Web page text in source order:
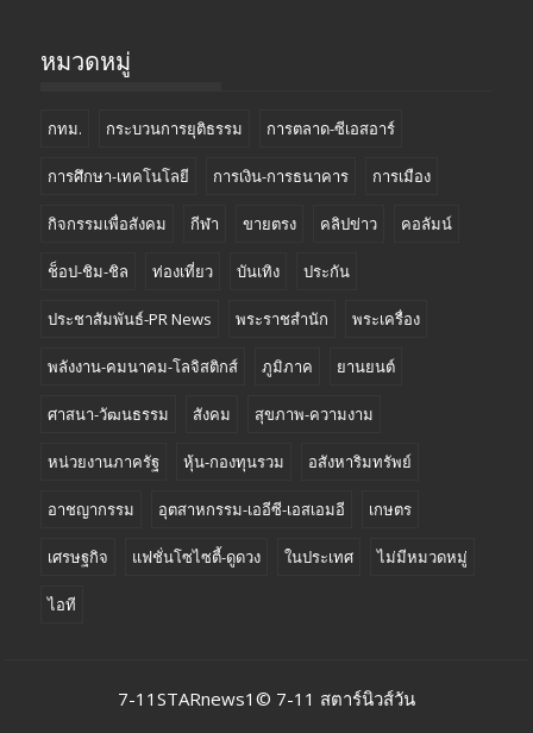
หมวดหมู่
กทม. กระบวนการยุติธรรม การตลาด-ซีเอสอาร์
การศึกษา-เทคโนโลยี การเงิน-การธนาคาร การเมือง
กิจกรรมเพื่อสังคม กีฬา ขายตรง คลิปข่าว คอลัมน์
ช็อป-ชิม-ชิล ท่องเที่ยว บันเทิง ประกัน
ประชาสัมพันธ์-PR News พระราชสำนัก พระเครื่อง
พลังงาน-คมนาคม-โลจิสติกส์ ภูมิภาค ยานยนต์
ศาสนา-วัฒนธรรม สังคม สุขภาพ-ความงาม
หน่วยงานภาครัฐ หุ้น-กองทุนรวม อสังหาริมทรัพย์
อาชญากรรม อุตสาหกรรม-เออีซี-เอสเอมอี เกษตร
เศรษฐกิจ แฟชั่นโซไซตี้-ดูดวง ในประเทศ ไม่มีหมวดหมู่
ไอที
7-11STARnews1© 7-11 สตาร์นิวส์วัน